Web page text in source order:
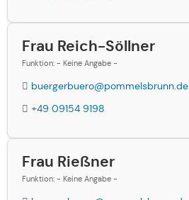
Frau Reich-Söllner
Funktion: - Keine Angabe -
buergerbuero@pommelsbrunn.de
+49 09154 9198
Frau Rießner
Funktion: - Keine Angabe -